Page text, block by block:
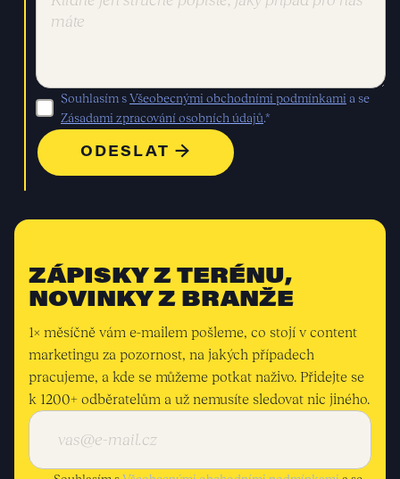
Souhlasím sVšeobecnými obchodními podmínkami a se
Zásadami zpracování osobních údajů.*
ZÁPISKY Z TERÉNU,
NOVINKY Z BRANŽE
1× měsíčně vám e-mailem pošleme, co stojí v content
marketingu za pozornost, na jakých případech
pracujeme, a kde se můžeme potkat naživo. Přidejte se
k 1200+ odběratelům a už nemusíte sledovat nic jiného.